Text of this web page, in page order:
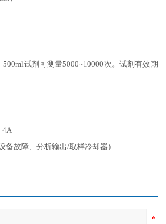
试剂 可测量5000~10000次。试剂有效期
4A
备故障、分析输出/取样冷却器）